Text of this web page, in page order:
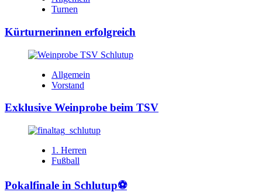
Turnen
Kürturnerinnen erfolgreich
Allgemein
Vorstand
Exklusive Weinprobe beim TSV
1. Herren
Fußball
Pokalfinale in Schlutup⚽️